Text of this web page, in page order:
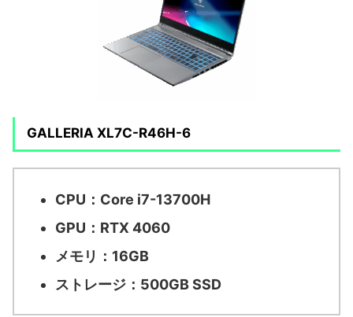
GALLERIA XL7C-R46H-6
CPU：Core i7-13700H
GPU：RTX 4060
メモリ：16GB
ストレージ：500GB SSD